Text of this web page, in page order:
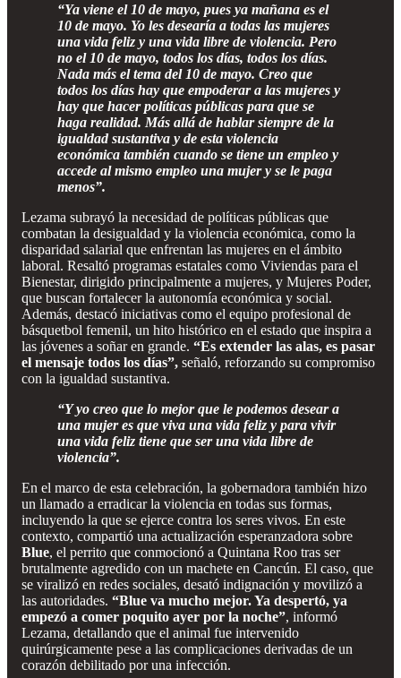
“Ya viene el 10 de mayo, pues ya mañana es el
10 de mayo. Yo les desearía a todas las mujeres
una vida feliz y una vida libre de violencia. Pero
no el 10 de mayo, todos los días, todos los días.
Nada más el tema del 10 de mayo. Creo que
todos los días hay que empoderar a las mujeres y
hay que hacer políticas públicas para que se
haga realidad. Más allá de hablar siempre de la
igualdad sustantiva y de esta violencia
económica también cuando se tiene un empleo y
accede al mismo empleo una mujer y se le paga
menos”.
Lezama subrayó la necesidad de políticas públicas que
combatan la desigualdad y la violencia económica, como la
disparidad salarial que enfrentan las mujeres en el ámbito
laboral. Resaltó programas estatales como Viviendas para el
Bienestar, dirigido principalmente a mujeres, y Mujeres Poder,
que buscan fortalecer la autonomía económica y social.
Además, destacó iniciativas como el equipo profesional de
básquetbol femenil, un hito histórico en el estado que inspira a
las jóvenes a soñar en grande. “Es extender las alas, es pasar
el mensaje todos los días”, señaló, reforzando su compromiso
con la igualdad sustantiva.
“Y yo creo que lo mejor que le podemos desear a
una mujer es que viva una vida feliz y para vivir
una vida feliz tiene que ser una vida libre de
violencia”.
En el marco de esta celebración, la gobernadora también hizo
un llamado a erradicar la violencia en todas sus formas,
incluyendo la que se ejerce contra los seres vivos. En este
contexto, compartió una actualización esperanzadora sobre
Blue, el perrito que conmocionó a Quintana Roo tras ser
brutalmente agredido con un machete en Cancún. El caso, que
se viralizó en redes sociales, desató indignación y movilizó a
las autoridades. “Blue va mucho mejor. Ya despertó, ya
empezó a comer poquito ayer por la noche”, informó
Lezama, detallando que el animal fue intervenido
quirúrgicamente pese a las complicaciones derivadas de un
corazón debilitado por una infección.